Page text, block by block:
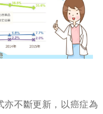
亦不斷更新，以癌症為